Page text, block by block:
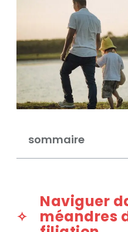
sommaire
Naviguer
méandres